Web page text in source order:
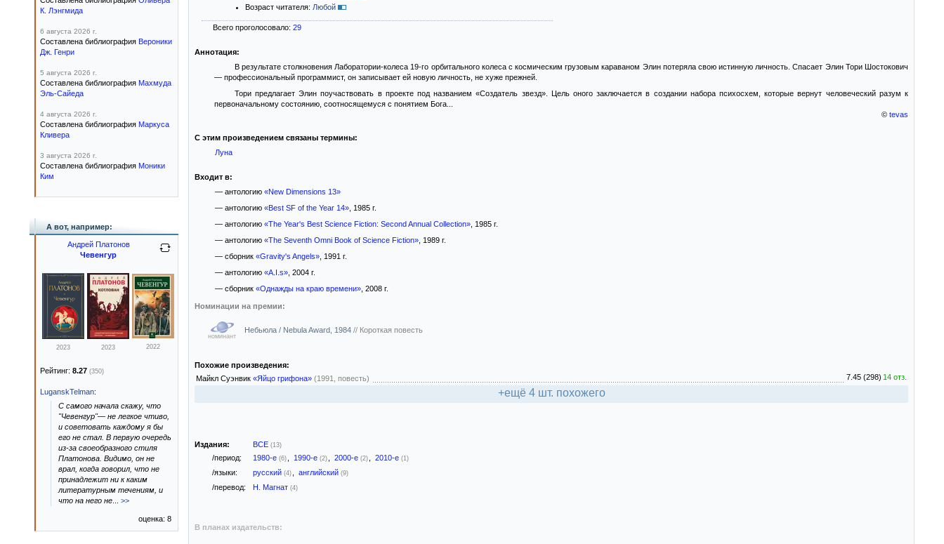
Возраст читателя: Любой
Всего проголосовало: 29
Аннотация:
В результате столкновения Лаборатории-колеса 19-го орбитального колеса с космическим грузовым караваном Элин потеряла свою истинную личность. Спасает Элин Тори Шостокович
— профессиональный программист, он записывает ей новую личность, не хуже прежней.
Тори предлагает Элин поучаствовать в проекте под названием «Создатель звезд». Цель оного заключается в создании набора психосхем, которые вернут человеческий разум к
первоначальному состоянию, соотносящемуся с понятием Бога...
© tevas
С этим произведением связаны термины:
Луна
Входит в:
— антологию «New Dimensions 13»
— антологию «Best SF of the Year 14», 1985 г.
— антологию «The Year's Best Science Fiction: Second Annual Collection», 1985 г.
— антологию «The Seventh Omni Book of Science Fiction», 1989 г.
— сборник «Gravity's Angels», 1991 г.
— антологию «A.I.s», 2004 г.
— сборник «Однажды на краю времени», 2008 г.
Номинации на премии:
номинант
Небьюла / Nebula Award, 1984 // Короткая повесть
Похожие произведения:
Майкл Суэнвик «Яйцо грифона» (1991, повесть) 7.45 (298) 14 отз.
+ещё 4 шт. похожего
Издания: ВСЕ (13)
/период: 1980-е (6) 1990-е (2) 2000-е (2) 2010-е (1)
/языки: русский (4) английский (9)
/перевод: Н. Магнат (4)
В планах издательств:
К. Лэнгмида
6 августа 2026 г.
Составлена библиография Вероники
Дж. Генри
5 августа 2026 г.
Составлена библиография Махмуда
Эль-Сайеда
4 августа 2026 г.
Составлена библиография Маркуса
Кливера
3 августа 2026 г.
Составлена библиография Моники
Ким
А вот, например:
Андрей Платонов
Чевенгур
2023 2023 2022
Рейтинг: 8.27 (350)
LuganskTelman:
С самого начала скажу, что
"Чевенгур"— не легкое чтиво,
и советовать каждому я бы
его не стал. В первую очередь
из-за своеобразного стиля
Платонова. Видимо, он не
врал, когда говорил, что не
принадлежит ни к каким
литературным течениям, и
что на него не
>>
оценка: 8